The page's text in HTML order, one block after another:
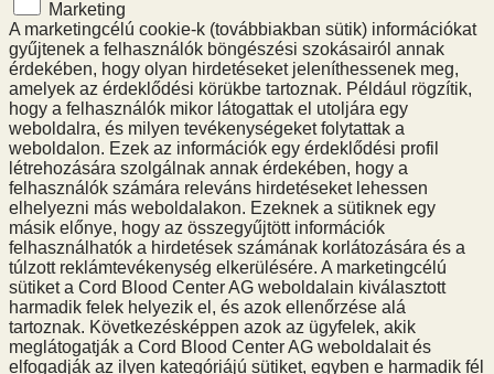
Marketing
A marketingcélú cookie-k (továbbiakban sütik) információkat
gyűjtenek a felhasználók böngészési szokásairól annak
érdekében, hogy olyan hirdetéseket jeleníthessenek meg,
amelyek az érdeklődési körükbe tartoznak. Például rögzítik,
hogy a felhasználók mikor látogattak el utoljára egy
weboldalra, és milyen tevékenységeket folytattak a
weboldalon. Ezek az információk egy érdeklődési profil
létrehozására szolgálnak annak érdekében, hogy a
felhasználók számára releváns hirdetéseket lehessen
elhelyezni más weboldalakon. Ezeknek a sütiknek egy
másik előnye, hogy az összegyűjtött információk
felhasználhatók a hirdetések számának korlátozására és a
túlzott reklámtevékenység elkerülésére. A marketingcélú
sütiket a Cord Blood Center AG weboldalain kiválasztott
harmadik felek helyezik el, és azok ellenőrzése alá
tartoznak. Következésképpen azok az ügyfelek, akik
meglátogatják a Cord Blood Center AG weboldalait és
elfogadják az ilyen kategóriájú sütiket, egyben e harmadik fél